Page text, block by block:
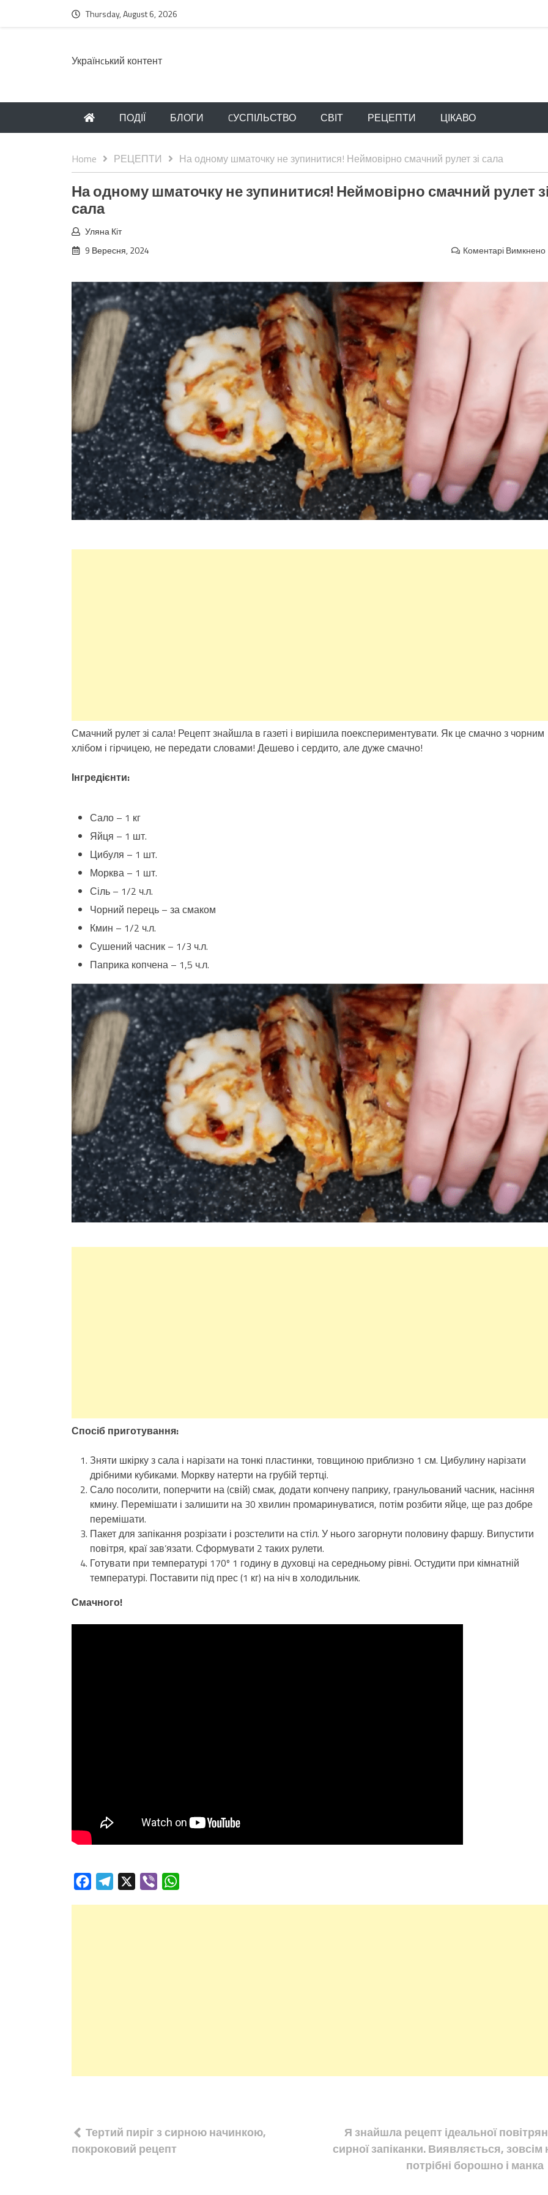
Thursday, August 6, 2026
Українcький контент
ПОДІЇ БЛОГИ CУСПІЛЬСТВО СВІТ РЕЦЕПТИ ЦІКАВО
Home РЕЦЕПТИ На одному шматочку не зупинитися! Неймовірно смачний рулет зі сала
На одному шматочку не зупинитися! Неймовірно смачний рулет зі
сала
Уляна Кіт
9 Вересня, 2024
Коментарі Вимкнено
Смачний рулет зі сала! Рецепт знайшла в газеті і вирішила поекспериментувати. Як це смачно з чорним
хлібом і гірчицею, не передати словами! Дешево і сердито, але дуже смачно!
Інгредієнти:
Сало – 1 кг
Яйця – 1 шт.
Цибуля – 1 шт.
Морква – 1 шт.
Сіль – 1/2 ч.л.
Чорний перець – за смаком
Кмин – 1/2 ч.л.
Сушений часник – 1/3 ч.л.
Паприка копчена – 1,5 ч.л.
Спосіб приготування:
Зняти шкірку з сала і нарізати на тонкі пластинки, товщиною приблизно 1 см. Цибулину нарізати
дрібними кубиками. Моркву натерти на грубій тертці.
Сало посолити, поперчити на (свій) смак, додати копчену паприку, гранульований часник, насіння
кмину. Перемішати і залишити на 30 хвилин промаринуватися, потім розбити яйце, ще раз добре
перемішати.
Пакет для запікання розрізати і розстелити на стіл. У нього загорнути половину фаршу. Випустити
повітря, краї зав’язати. Сформувати 2 таких рулети.
Готувати при температурі 170º 1 годину в духовці на середньому рівні. Остудити при кімнатній
температурі. Поставити під прес (1 кг) на ніч в холодильник.
Смачного!
FacebookTelegram Viber
Навігація
записів
Тертий пиріг з сирною начинкою,
покроковий рецепт
Я знайшла рецепт ідеальної
сирної запіканки. Виявляється, зовсім
потрібні борошно і манка